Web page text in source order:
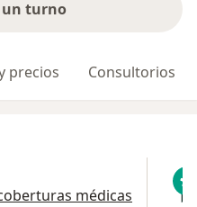
turno
precios Consultorios
médicas